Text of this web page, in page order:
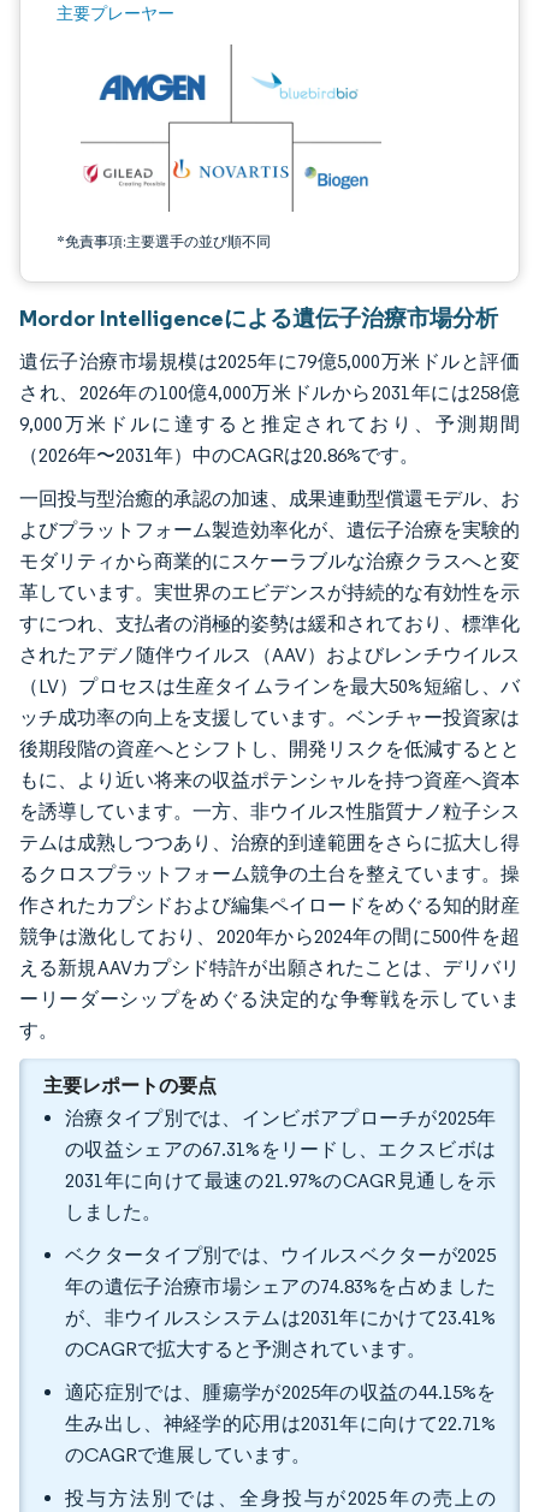
主要プレーヤー
*免責事項:主要選手の並び順不同
画像 © Mordor Intelligence。再利用にはCC BY 4.0の表示が必要です。
Mordor Intelligenceによる遺伝子治療市場分析
遺伝子治療市場規模は2025年に79億5,000万米ドルと評価
され、2026年の100億4,000万米ドルから2031年には258億
9,000万米ドルに達すると推定されており、予測期間
（2026年〜2031年）中のCAGRは20.86%です。
一回投与型治癒的承認の加速、成果連動型償還モデル、お
よびプラットフォーム製造効率化が、遺伝子治療を実験的
モダリティから商業的にスケーラブルな治療クラスへと変
革しています。実世界のエビデンスが持続的な有効性を示
すにつれ、支払者の消極的姿勢は緩和されており、標準化
されたアデノ随伴ウイルス（AAV）およびレンチウイルス
（LV）プロセスは生産タイムラインを最大50%短縮し、バ
ッチ成功率の向上を支援しています。ベンチャー投資家は
後期段階の資産へとシフトし、開発リスクを低減するとと
もに、より近い将来の収益ポテンシャルを持つ資産へ資本
を誘導しています。一方、非ウイルス性脂質ナノ粒子シス
テムは成熟しつつあり、治療的到達範囲をさらに拡大し得
るクロスプラットフォーム競争の土台を整えています。操
作されたカプシドおよび編集ペイロードをめぐる知的財産
競争は激化しており、2020年から2024年の間に500件を超
える新規AAVカプシド特許が出願されたことは、デリバリ
ーリーダーシップをめぐる決定的な争奪戦を示していま
す。
主要レポートの要点
治療タイプ別では、インビボアプローチが2025年
の収益シェアの67.31%をリードし、エクスビボは
2031年に向けて最速の21.97%のCAGR見通しを示
しました。
ベクタータイプ別では、ウイルスベクターが2025
年の遺伝子治療市場シェアの74.83%を占めました
が、非ウイルスシステムは2031年にかけて23.41%
のCAGRで拡大すると予測されています。
適応症別では、腫瘍学が2025年の収益の44.15%を
生み出し、神経学的応用は2031年に向けて22.71%
のCAGRで進展しています。
投与方法別では、全身投与が2025年の売上の